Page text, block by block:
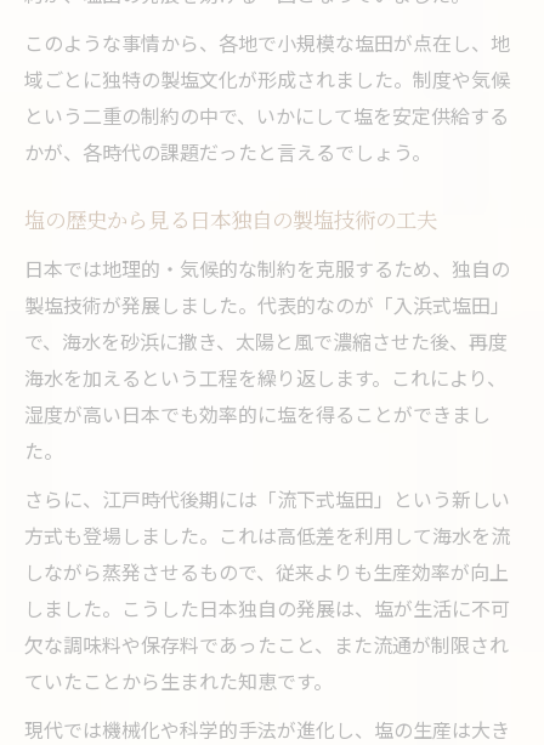
このような事情から、各地で小規模な塩田が点在し、地
域ごとに独特の製塩文化が形成されました。制度や気候
という二重の制約の中で、いかにして塩を安定供給する
かが、各時代の課題だったと言えるでしょう。
塩の歴史から見る日本独自の製塩技術の工夫
日本では地理的・気候的な制約を克服するため、独自の
製塩技術が発展しました。代表的なのが「入浜式塩田」
で、海水を砂浜に撒き、太陽と風で濃縮させた後、再度
海水を加えるという工程を繰り返します。これにより、
湿度が高い日本でも効率的に塩を得ることができまし
た。
さらに、江戸時代後期には「流下式塩田」という新しい
方式も登場しました。これは高低差を利用して海水を流
しながら蒸発させるもので、従来よりも生産効率が向上
しました。こうした日本独自の発展は、塩が生活に不可
欠な調味料や保存料であったこと、また流通が制限され
ていたことから生まれた知恵です。
現代では機械化や科学的手法が進化し、塩の生産は大き